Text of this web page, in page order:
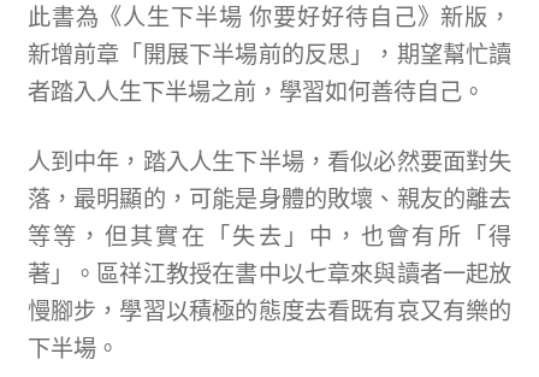
此書為《人生下半場 你要好好待自己》新版，
新增前章「開展下半場前的反思」，期望幫忙讀
者踏入人生下半場之前，學習如何善待自己。
人到中年，踏入人生下半場，看似必然要面對失
落，最明顯的，可能是身體的敗壞、親友的離去
等等，但其實在「失去」中，也會有所「得
著」。區祥江教授在書中以七章來與讀者一起放
慢腳步，學習以積極的態度去看既有哀又有樂的
下半場。